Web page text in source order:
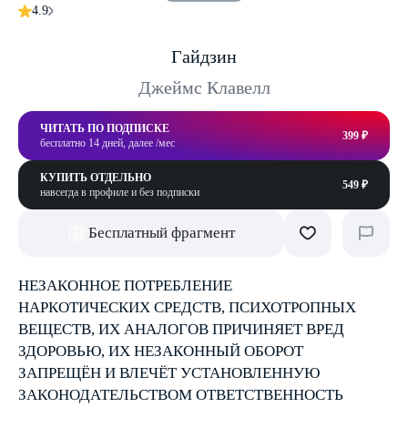
4.9
Гайдзин
Джеймс Клавелл
ЧИТАТЬ ПО ПОДПИСКЕ
бесплатно 14 дней, далее /мес
399 ₽
КУПИТЬ ОТДЕЛЬНО
навсегда в профиле и без подписки
549 ₽
Бесплатный фрагмент
НЕЗАКОННОЕ ПОТРЕБЛЕНИЕ
НАРКОТИЧЕСКИХ СРЕДСТВ, ПСИХОТРОПНЫХ
ВЕЩЕСТВ, ИХ АНАЛОГОВ ПРИЧИНЯЕТ ВРЕД
ЗДОРОВЬЮ, ИХ НЕЗАКОННЫЙ ОБОРОТ
ЗАПРЕЩЁН И ВЛЕЧЁТ УСТАНОВЛЕННУЮ
ЗАКОНОДАТЕЛЬСТВОМ ОТВЕТСТВЕННОСТЬ